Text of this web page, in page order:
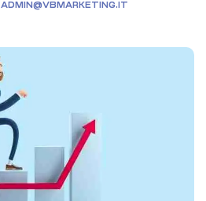
ADMIN@VBMARKETING.IT